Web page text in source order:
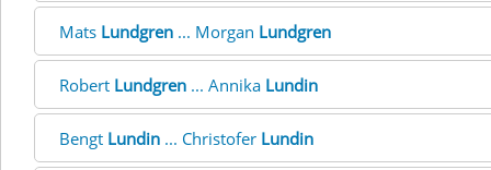
Mats Lundgren ... Morgan Lundgren
Robert Lundgren ... Annika Lundin
Bengt Lundin ... Christofer Lundin